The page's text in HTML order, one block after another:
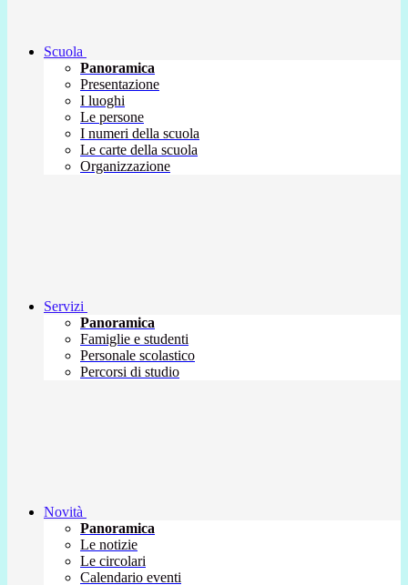
Scuola
Panoramica
Presentazione
I luoghi
Le persone
I numeri della scuola
Le carte della scuola
Organizzazione
Servizi
Panoramica
Famiglie e studenti
Personale scolastico
Percorsi di studio
Novità
Panoramica
Le notizie
Le circolari
Calendario eventi